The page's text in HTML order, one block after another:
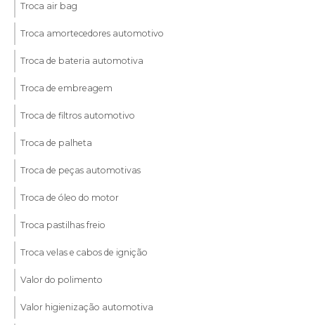
Troca air bag
Troca amortecedores automotivo
Troca de bateria automotiva
Troca de embreagem
Troca de filtros automotivo
Troca de palheta
Troca de peças automotivas
Troca de óleo do motor
Troca pastilhas freio
Troca velas e cabos de ignição
Valor do polimento
Valor higienização automotiva